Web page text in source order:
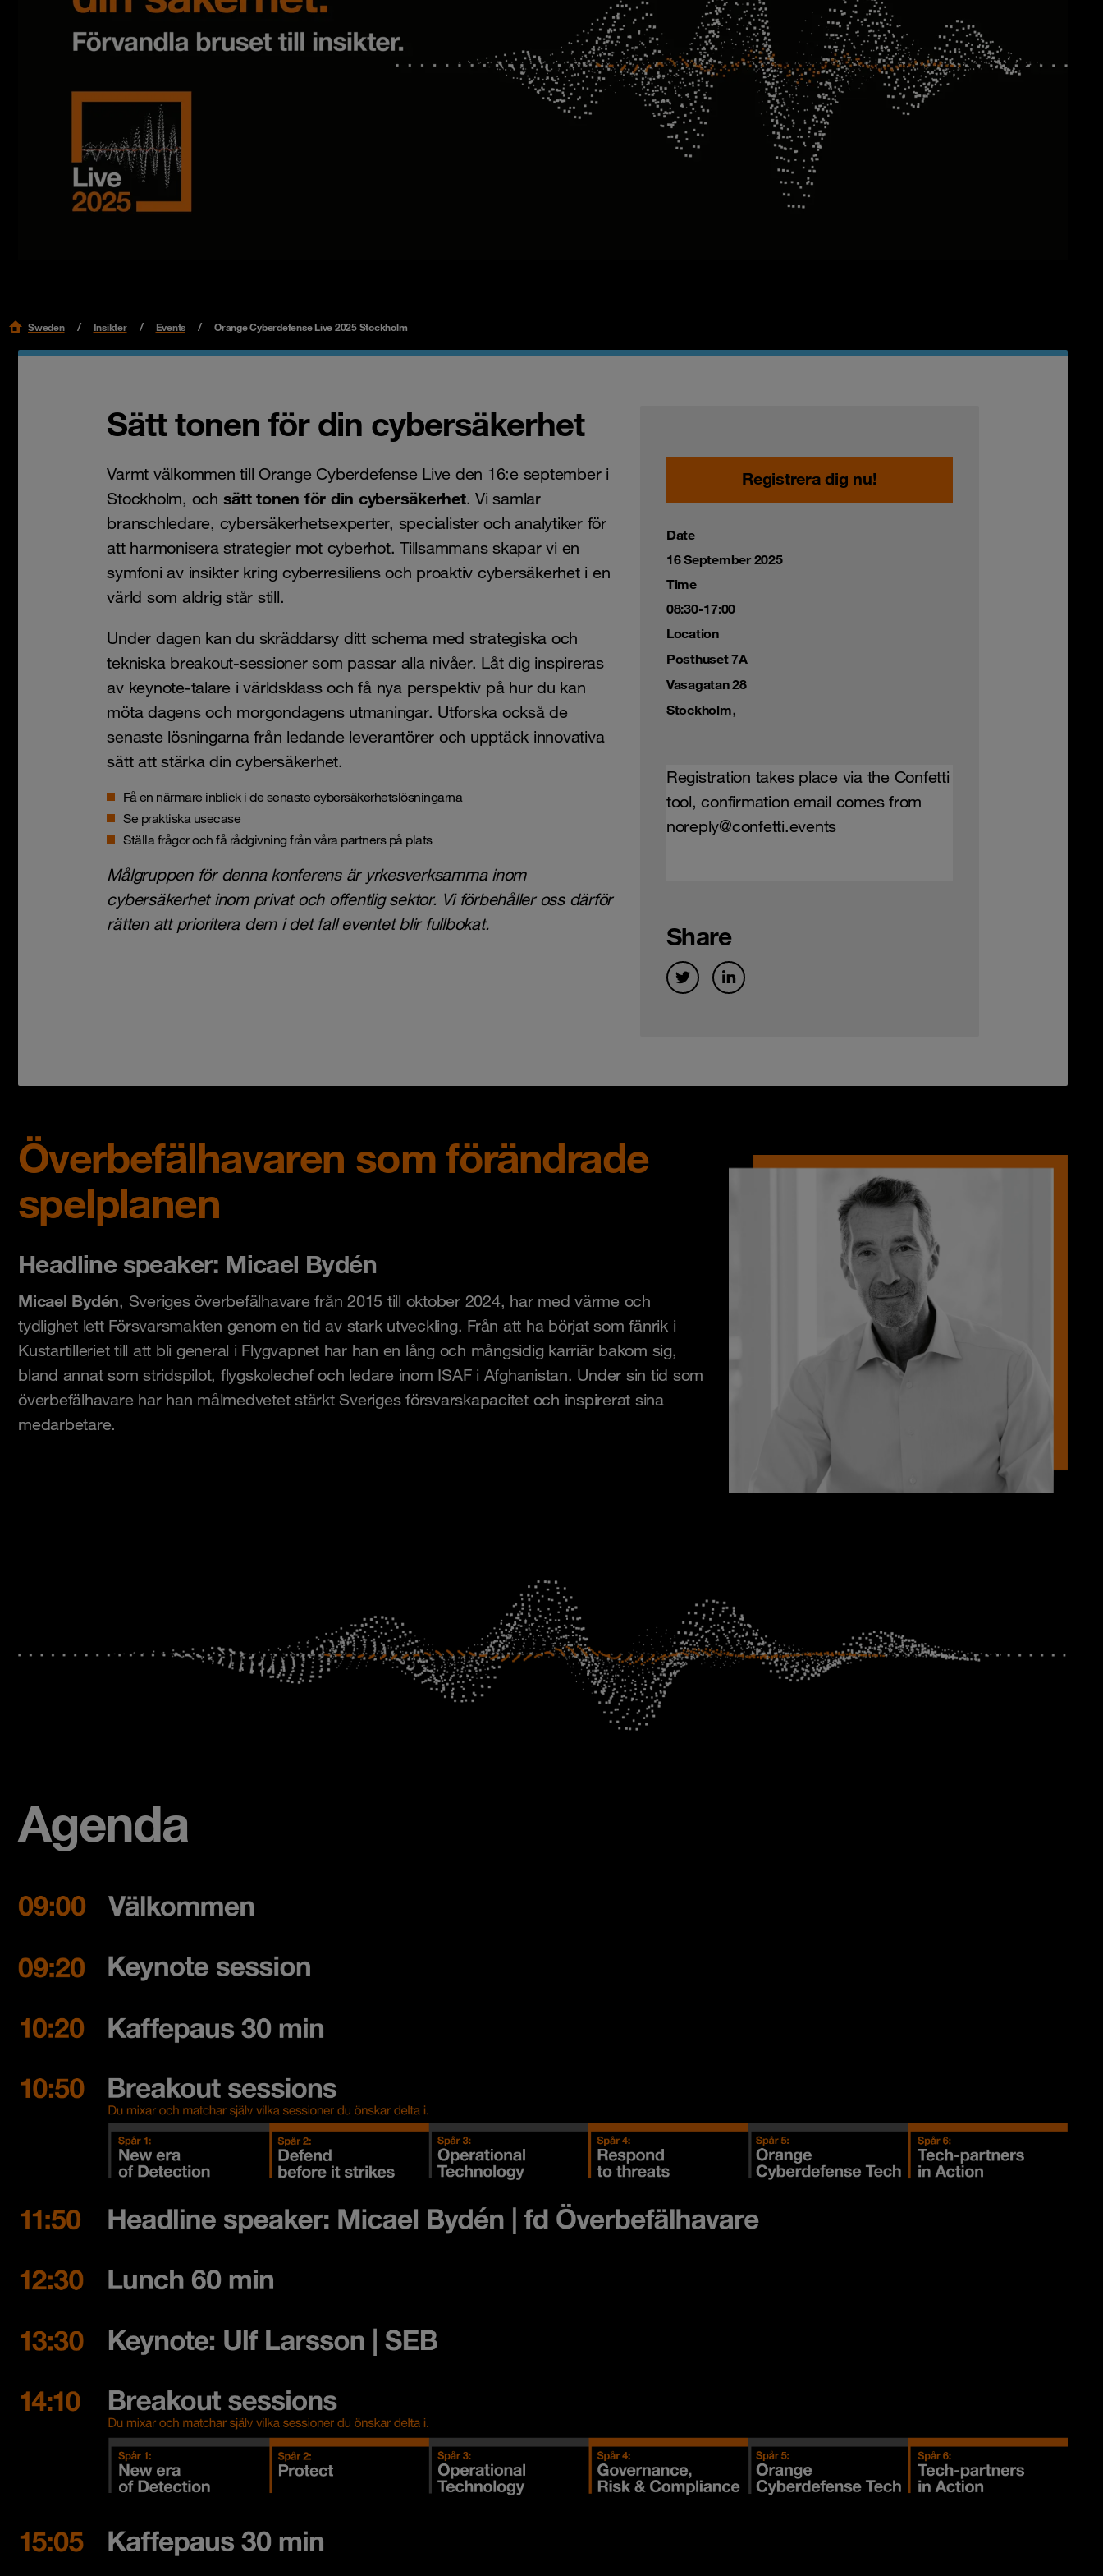
Sweden Insikter Events Orange Cyberdefense Live 2025 Stockholm
Sätt tonen för din cybersäkerhet
Varmt välkommen till Orange Cyberdefense Live den 16:e september i
Stockholm, och sätt tonen för din cybersäkerhet. Vi samlar
branschledare, cybersäkerhetsexperter, specialister och analytiker för
att harmonisera strategier mot cyberhot. Tillsammans skapar vi en
symfoni av insikter kring cyberresiliens och proaktiv cybersäkerhet i en
värld som aldrig står still.
Under dagen kan du skräddarsy ditt schema med strategiska och
tekniska breakout-sessioner som passar alla nivåer. Låt dig inspireras
av keynote-talare i världsklass och få nya perspektiv på hur du kan
möta dagens och morgondagens utmaningar. Utforska också de
senaste lösningarna från ledande leverantörer och upptäck innovativa
sätt att stärka din cybersäkerhet.
Få en närmare inblick i de senaste cybersäkerhetslösningarna
Se praktiska usecase
Ställa frågor och få rådgivning från våra partners på plats
Målgruppen för denna konferens är yrkesverksamma inom
cybersäkerhet inom privat och offentlig sektor. Vi förbehåller oss därför
rätten att prioritera dem i det fall eventet blir fullbokat.
Registrera dig nu!
Date
16 September 2025
Time
08:30-17:00
Location
Posthuset 7A
Vasagatan 28
Stockholm,
Registration takes place via the Confetti
tool, confirmation email comes from
noreply@confetti.events
Share
Överbefälhavaren som förändrade
spelplanen
Headline speaker: Micael Bydén
Micael Bydén, Sveriges överbefälhavare från 2015 till oktober 2024, har med värme och
tydlighet lett Försvarsmakten genom en tid av stark utveckling. Från att ha börjat som fänrik i
Kustartilleriet till att bli general i Flygvapnet har han en lång och mångsidig karriär bakom sig,
bland annat som stridspilot, flygskolechef och ledare inom ISAF i Afghanistan. Under sin tid som
överbefälhavare har han målmedvetet stärkt Sveriges försvarskapacitet och inspirerat sina
medarbetare.
Agenda